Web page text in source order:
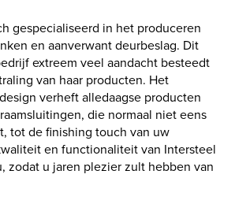
gespecialiseerd in het produceren
en aanverwant deurbeslag. Dit
extreem veel aandacht besteedt
van haar producten. Het
verheft alledaagse producten
die normaal niet eens
tot de finishing touch van uw
en functionaliteit van Intersteel
zodat u jaren plezier zult hebben van